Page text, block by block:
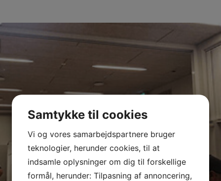
Samtykke til cookies
Vi og vores samarbejdspartnere bruger
teknologier, herunder cookies, til at
indsamle oplysninger om dig til forskellige
formål, herunder: Tilpasning af annoncering,